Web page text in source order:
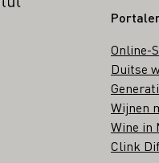
Online-
Duitse
Wijnen
Wine in
Clink